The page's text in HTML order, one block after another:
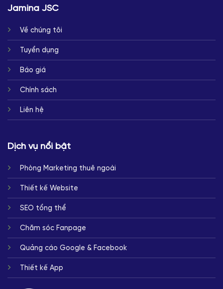
Jamina JSC
Về chúng tôi
Tuyển dụng
Báo giá
Chính sách
Liên hệ
Dịch vụ nổi bật
Phòng Marketing thuê ngoài
Thiết kế Website
SEO tổng thể
Chăm sóc Fanpage
Quảng cáo Google & Facebook
Thiết kế App